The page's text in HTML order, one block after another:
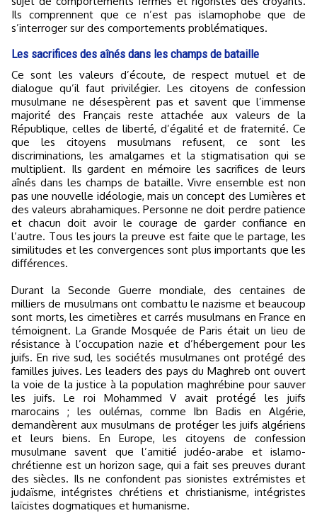
Ils comprennent que ce n’est pas islamophobe que de
s’interroger sur des comportements problématiques.
Les sacrifices des aînés dans les champs de bataille
Ce sont les valeurs d’écoute, de respect mutuel et de
dialogue qu’il faut privilégier. Les citoyens de confession
musulmane ne désespèrent pas et savent que l’immense
majorité des Français reste attachée aux valeurs de la
République, celles de liberté, d’égalité et de fraternité. Ce
que les citoyens musulmans refusent, ce sont les
discriminations, les amalgames et la stigmatisation qui se
multiplient. Ils gardent en mémoire les sacrifices de leurs
aînés dans les champs de bataille. Vivre ensemble est non
pas une nouvelle idéologie, mais un concept des Lumières et
des valeurs abrahamiques. Personne ne doit perdre patience
et chacun doit avoir le courage de garder confiance en
l’autre. Tous les jours la preuve est faite que le partage, les
similitudes et les convergences sont plus importants que les
différences.
Durant la Seconde Guerre mondiale, des centaines de
milliers de musulmans ont combattu le nazisme et beaucoup
sont morts, les cimetières et carrés musulmans en France en
témoignent. La Grande Mosquée de Paris était un lieu de
résistance à l’occupation nazie et d’hébergement pour les
juifs. En rive sud, les sociétés musulmanes ont protégé des
familles juives. Les leaders des pays du Maghreb ont ouvert
la voie de la justice à la population maghrébine pour sauver
les juifs. Le roi Mohammed V avait protégé les juifs
marocains ; les oulémas, comme Ibn Badis en Algérie,
demandèrent aux musulmans de protéger les juifs algériens
et leurs biens. En Europe, les citoyens de confession
musulmane savent que l’amitié judéo-arabe et islamo-
chrétienne est un horizon sage, qui a fait ses preuves durant
des siècles. Ils ne confondent pas sionistes extrémistes et
judaïsme, intégristes chrétiens et christianisme, intégristes
laïcistes dogmatiques et humanisme.